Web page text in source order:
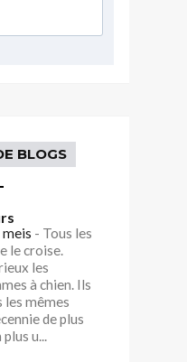
BLOGS
meis - Tous les
le croise.
les
à chien. Ils
les mêmes
de plus
plus u...